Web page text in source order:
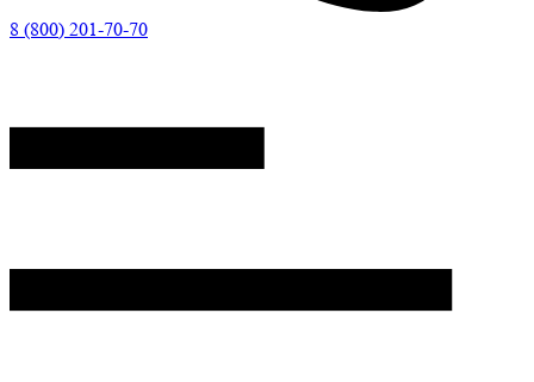
8 (800) 201-70-70